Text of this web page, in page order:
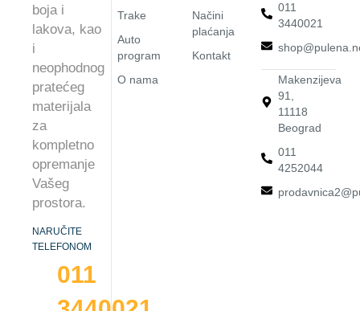
boja i
lakova, kao
i
neophodnog
pratećeg
materijala
za
kompletno
opremanje
Vašeg
prostora.
NARUČITE
TELEFONOM
011
Trake
Auto
program
O nama
Načini
plaćanja
Kontakt
011
3440021
Makenzijeva
91,
11118
Beograd
011
4252044